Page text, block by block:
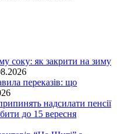
соку: як закрити на зиму
переказів: що
надсилати пенсії
до 15 вересня